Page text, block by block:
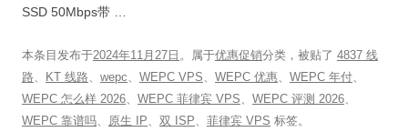
SSD 50Mbps带 …
本条目发布于2024年11月27日 。属于优惠促销分类，被贴了 4837 线
路、 KT 线路、 wepc、 WEPC VPS、 WEPC 优惠、 WEPC 年付、
WEPC 怎么样 2026、 WEPC 菲律宾 VPS、 WEPC 评测 2026、
WEPC 靠谱吗、 原生 IP、 双 ISP、 菲律宾 VPS 标签。